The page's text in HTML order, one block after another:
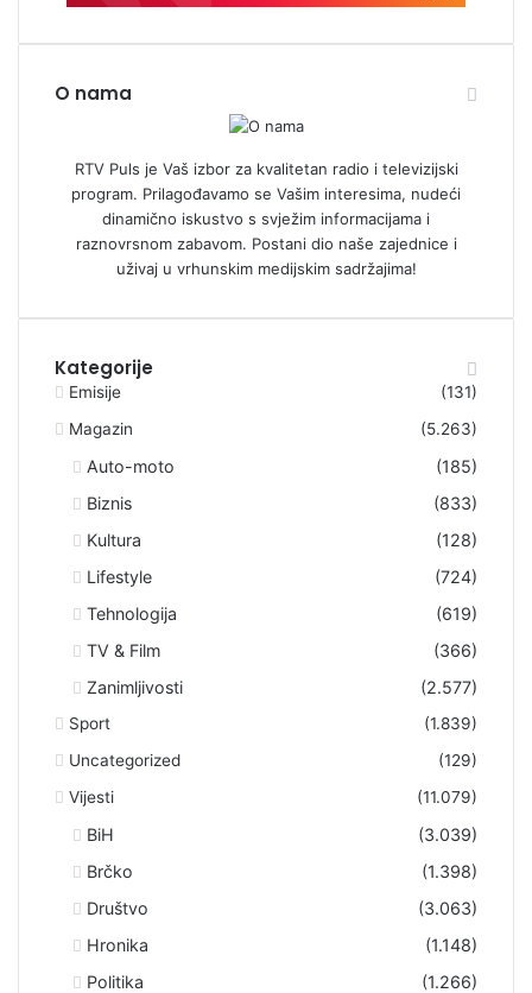
O nama
RTV Puls je Vaš izbor za kvalitetan radio i televizijski
program. Prilagođavamo se Vašim interesima, nudeći
dinamično iskustvo s svježim informacijama i
raznovrsnom zabavom. Postani dio naše zajednice i
uživaj u vrhunskim medijskim sadržajima!
Kategorije
Emisije
(131)
Magazin
(5.263)
Auto-moto
(185)
Biznis
(833)
Kultura
(128)
Lifestyle
(724)
Tehnologija
(619)
TV & Film
(366)
Zanimljivosti
(2.577)
Sport
(1.839)
Uncategorized
(129)
Vijesti
(11.079)
BiH
(3.039)
Brčko
(1.398)
Društvo
(3.063)
Hronika
(1.148)
Politika
(1.266)